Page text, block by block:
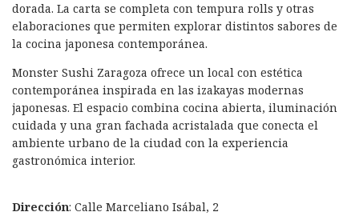
dorada. La carta se completa con tempura rolls y otras
elaboraciones que permiten explorar distintos sabores de
la cocina japonesa contemporánea.
Monster Sushi Zaragoza ofrece un local con estética
contemporánea inspirada en las izakayas modernas
japonesas. El espacio combina cocina abierta, iluminación
cuidada y una gran fachada acristalada que conecta el
ambiente urbano de la ciudad con la experiencia
gastronómica interior.
Dirección: Calle Marceliano Isábal, 2